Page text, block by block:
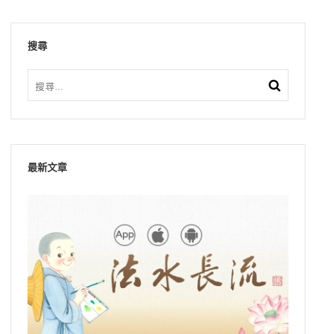
搜尋
最新文章